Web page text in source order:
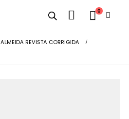
0
ALMEIDA REVISTA CORRIGIDA